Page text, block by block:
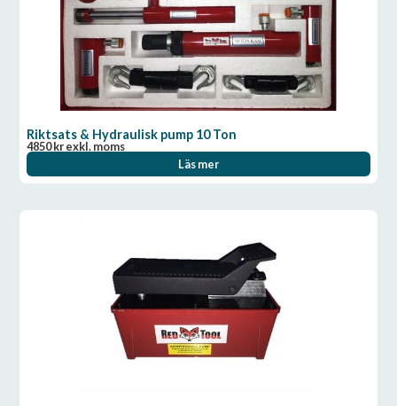
Riktsats & Hydraulisk pump 10 Ton
4850krexkl. moms
Läs mer